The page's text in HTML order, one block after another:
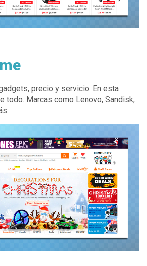
precio y servicio. En esta
todo. Marcas como Lenovo, Sandisk,